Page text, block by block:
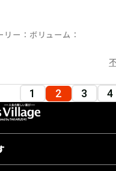
リー ボリューム
1 2 3 4